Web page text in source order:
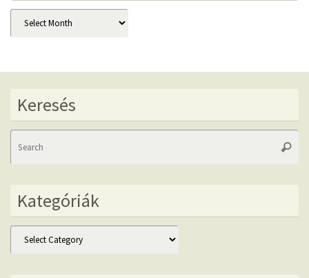
Archív
Keresés
Kategóriák
Kategóriák